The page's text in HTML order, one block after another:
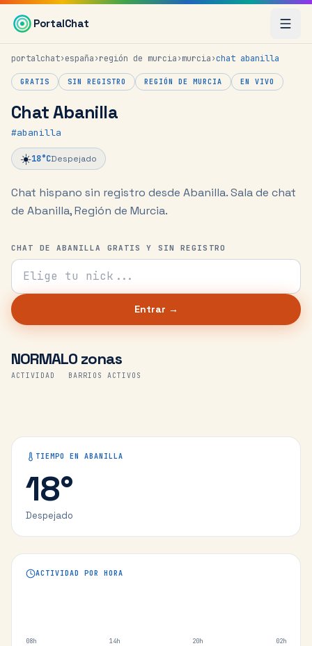
Saltar al contenido principal
PortalChat
portalchat›españa›región de murcia›murcia›chat abanilla
GRATIS SIN REGISTRO REGIÓN DE MURCIA EN VIVO
Chat Abanilla
#abanilla
☀️18°CDespejado
Chat hispano sin registro desde Abanilla.Sala de chat
de Abanilla, Región de Murcia.
CHAT DE ABANILLA GRATIS Y SIN REGISTRO
Tu nick para el chat
Entrar →
NORMAL
ACTIVIDAD
0 zonas
BARRIOS ACTIVOS
TIEMPO EN ABANILLA
18°
Despejado
ACTIVIDAD POR HORA
08h 14h 20h 02h